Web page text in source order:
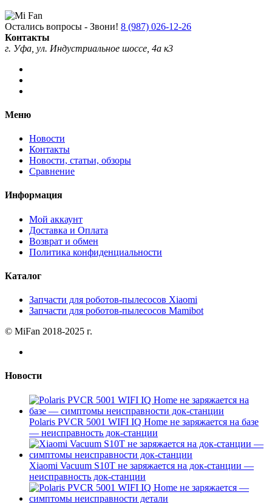
Остались вопросы - Звони! 8 (987) 026-12-26
Контакты
г. Уфа, ул. Индустриальное шоссе, 4а к3
Меню
Новости
Контакты
Новости, статьи, обзоры
Сравнение
Информация
Мой аккаунт
Доставка и Оплата
Возврат и обмен
Политика конфиденциальности
Каталог
Запчасти для роботов-пылесосов Xiaomi
Запчасти для роботов-пылесосов Mamibot
© MiFan 2018-2025 г.
Новости
Polaris PVCR 5001 WIFI IQ Home не заряжается на базе
— неисправность док-станции
Xiaomi Vacuum S10T не заряжается на док-станции —
неисправность док-станции